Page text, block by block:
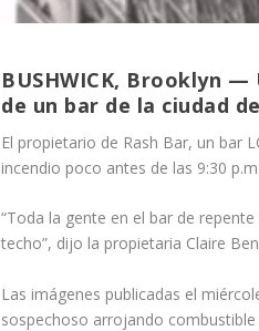
BUSHWICK, Brooklyn
de un bar de la ciudad
El propietario de Rash Bar, un bar
incendio poco antes de las 9:30
“Toda la gente en el bar de
techo”, dijo la propietaria Claire
Las imágenes publicadas el
sospechoso arrojando